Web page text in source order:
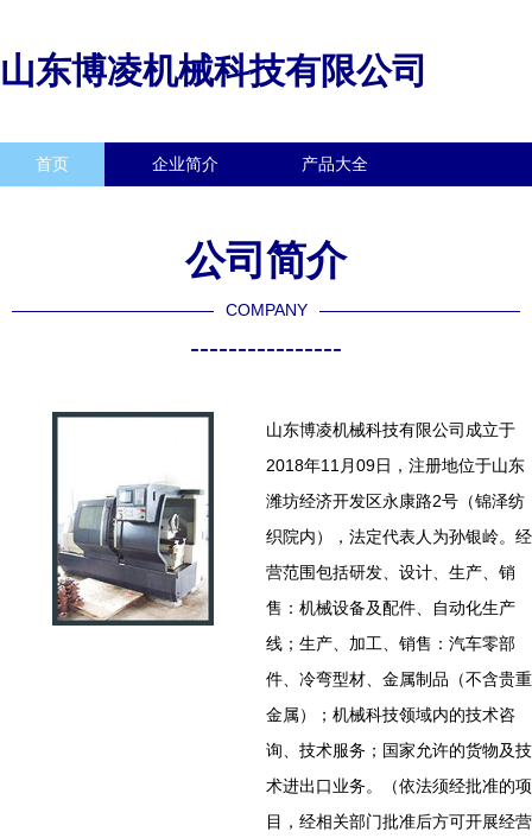
山东博凌机械科技有限公司
首页 企业简介 产品大全
公司简介
COMPANY
----------------
山东博凌机械科技有限公司成立于
2018年11月09日，注册地位于山东
潍坊经济开发区永康路2号（锦泽纺
织院内），法定代表人为孙银岭。经
营范围包括研发、设计、生产、销
售：机械设备及配件、自动化生产
线；生产、加工、销售：汽车零部
件、冷弯型材、金属制品（不含贵重
金属）；机械科技领域内的技术咨
询、技术服务；国家允许的货物及技
术进出口业务。（依法须经批准的项
目，经相关部门批准后方可开展经营